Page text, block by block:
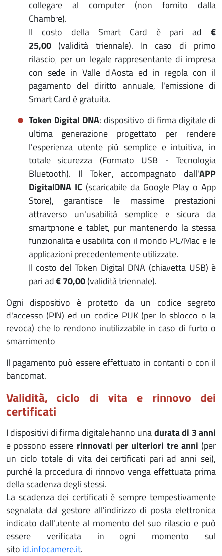
collegare al computer (non fornito dalla
Chambre).
Il costo della Smart Card è pari ad€
25,00(validità triennale). In caso di primo
rilascio, per un legale rappresentante di impresa
con sede in Valle d'Aosta ed in regola con il
pagamento del diritto annuale, l'emissione di
Smart Card è gratuita.
Token Digital DNA: dispositivo di firma digitale di
ultima generazione progettato per rendere
l'esperienza utente più semplice e intuitiva, in
totale sicurezza (Formato USB - Tecnologia
Bluetooth). Il Token, accompagnato dall'APP
DigitalDNA IC (scaricabile da Google Play o App
Store), garantisce le massime prestazioni
attraverso un'usabilità semplice e sicura da
smartphone e tablet, pur mantenendo la stessa
funzionalità e usabilità con il mondo PC/Mac e le
applicazioni precedentemente utilizzate.
Il costo del Token Digital DNA (chiavetta USB) è
pari ad€ 70,00(validità triennale).
Ogni dispositivo è protetto da un codice segreto
d'accesso (PIN) ed un codice PUK (per lo sblocco o la
revoca) che lo rendono inutilizzabile in caso di furto o
smarrimento.
Il pagamento può essere effettuato in contanti o con il
bancomat.
Validità, ciclo di vita e rinnovo dei
certificati
I dispositivi di firma digitale hanno unadurata di 3 anni
e possono essere rinnovati per ulteriori tre anni (per
un ciclo totale di vita dei certificati pari ad anni sei),
purché la procedura di rinnovo venga effettuata prima
della scadenza degli stessi.
La scadenza dei certificati è sempre tempestivamente
segnalata dal gestore all'indirizzo di posta elettronica
indicato dall'utente al momento del suo rilascio e può
essere verificata in ogni momento sul
sito id.infocamere.it.